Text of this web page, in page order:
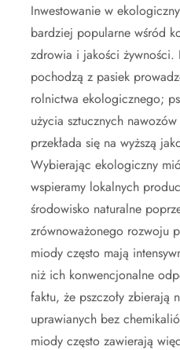
Inwestowanie w
bardziej popularne wśród
zdrowia i jakości
pochodzą z pasiek
rolnictwa ekologicznego;
użycia sztucznych
przekłada się na wyższą
Wybierając ekologiczny
wspieramy lokalnych
środowisko naturalne
zrównoważonego rozwoju
miody często mają
niż ich konwencjonalne
faktu, że pszczoły zbierają
uprawianych bez
miody często zawierają